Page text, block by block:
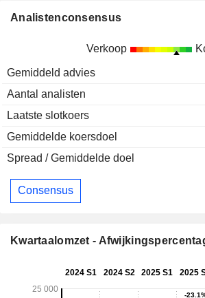
Analistenconsensus
Verkoop
Gemiddeld advies
Aantal analisten
Laatste slotkoers
Gemiddelde koersdoel
Spread / Gemiddelde doel
Consensus
Kwartaalomzet -